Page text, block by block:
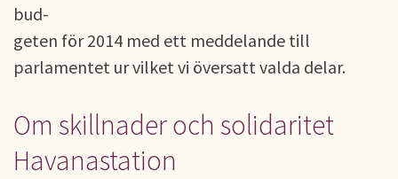
bud-
geten för 2014 med ett meddelande till
parlamentet ur vilket vi översatt valda delar.
Om skillnader och solidaritet
Havanastation